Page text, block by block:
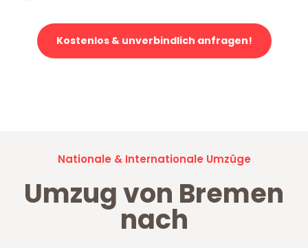
Kostenlos & unverbindlich anfragen!
Nationale & Internationale Umzüge
Umzug von Bremen
nach